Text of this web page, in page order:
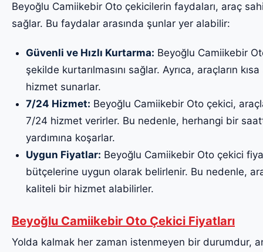
Beyoğlu Camiikebir Oto çekicilerin faydaları, araç
sağlar. Bu faydalar arasında şunlar yer alabilir:
Güvenli ve Hızlı Kurtarma: Beyoğlu Camiikebir
şekilde kurtarılmasını sağlar. Ayrıca, araçların
hizmet sunarlar.
7/24 Hizmet: Beyoğlu Camiikebir Oto çekici,
7/24 hizmet verirler. Bu nedenle, herhangi bir
yardımına koşarlar.
Uygun Fiyatlar: Beyoğlu Camiikebir Oto çekici
bütçelerine uygun olarak belirlenir. Bu nedenle,
kaliteli bir hizmet alabilirler.
Beyoğlu Camiikebir Oto Çekici Fiyatları
Yolda kalmak her zaman istenmeyen bir durumdur,